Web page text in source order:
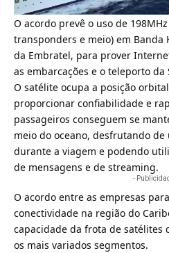
O acordo prevê o uso de
transponders e meio) em Banda
da Embratel, para prover
as embarcações e o teleporto da
O satélite ocupa a posição
proporcionar confiabilidade e
passageiros conseguem se
meio do oceano, desfrutando
durante a viagem e podendo
de mensagens e de streaming.
-
O acordo entre as empresas
conectividade na região do
capacidade da frota de satélites
os mais variados segmentos.